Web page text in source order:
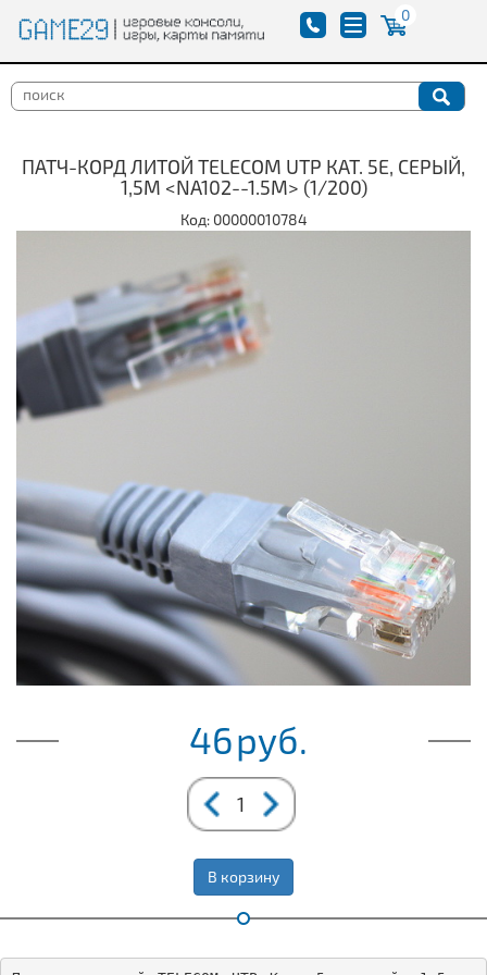
0
ПАТЧ-КОРД ЛИТОЙ TELECOM UTP КАТ. 5Е, СЕРЫЙ,
1,5М <NA102--1.5M> (1/200)
Код: 00000010784
46руб.
В корзину